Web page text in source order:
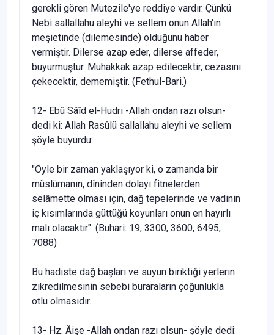
gerekli gören Mutezile'ye reddiye vardır. Çünkü
Nebi sallallahu aleyhi ve sellem onun Allah'ın
meşietinde (dilemesinde) olduğunu haber
vermiştir. Dilerse azap eder, dilerse affeder,
buyurmuştur. Muhakkak azap edilecektir, cezasını
çekecektir, dememiştir. (Fethul-Bari.)
12- Ebû Sâîd el-Hudri -Allah ondan razı olsun-
dedi ki: Allah Rasûlü sallallahu aleyhi ve sellem
şöyle buyurdu:
"Öyle bir zaman yaklaşıyor ki, o zamanda bir
müslümanın, dîninden dolayı fitnelerden
selâmette olması için, dağ tepelerinde ve vadinin
iç kı­sımlarında güttüğü koyunları onun en hayırlı
malı olacaktır". (Buhari: 19, 3300, 3600, 6495,
7088)
Bu hadiste dağ başları ve suyun biriktiği yerlerin
zikredilmesinin sebe­bi buraraların çoğunlukla
otlu olmasıdır.
13- Hz. Âişe -Allah ondan razı olsun- şöyle dedi: